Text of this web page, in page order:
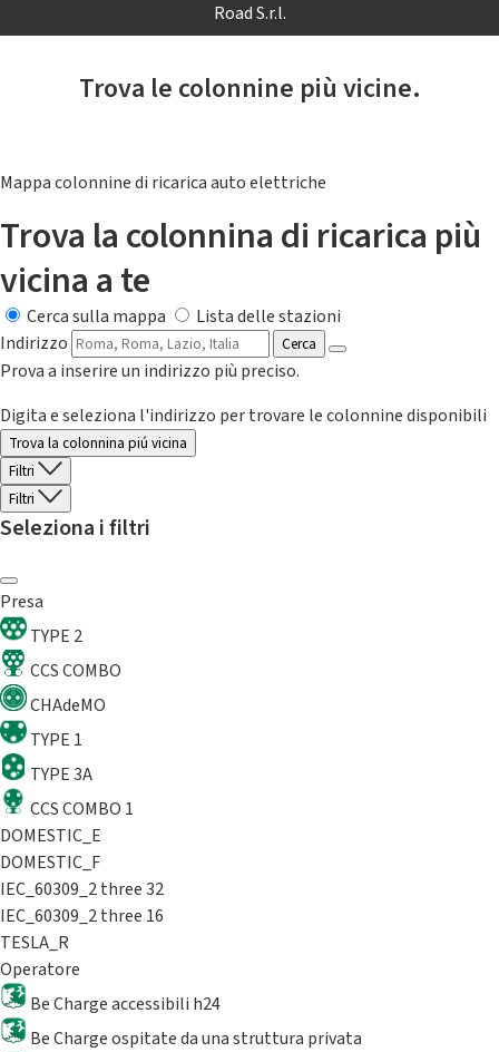
Road S.r.l.
Trova le colonnine più vicine.
Mappa colonnine di ricarica auto elettriche
Trova la colonnina di ricarica più
vicina a te
Cerca sulla mappa
Lista delle stazioni
Indirizzo
Cerca
Prova a inserire un indirizzo più preciso.
Digita e seleziona l'indirizzo per trovare le colonnine disponibili
Trova la colonnina piú vicina
Filtri
Filtri
Seleziona i filtri
Presa
TYPE 2
CCS COMBO
CHAdeMO
TYPE 1
TYPE 3A
CCS COMBO 1
DOMESTIC_E
DOMESTIC_F
IEC_60309_2 three 32
IEC_60309_2 three 16
TESLA_R
Operatore
Be Charge accessibili h24
Be Charge ospitate da una struttura privata